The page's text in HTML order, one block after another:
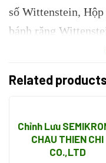
số Wittenstein,
bánh răng
tốc Wittenstein,
tốc Wittenstein,
Công ty chúng tôi
Hộp số, Hộp giảm
Related products
Chỉnh Lưu
CHAU THIEN CHI
CO.,LTD